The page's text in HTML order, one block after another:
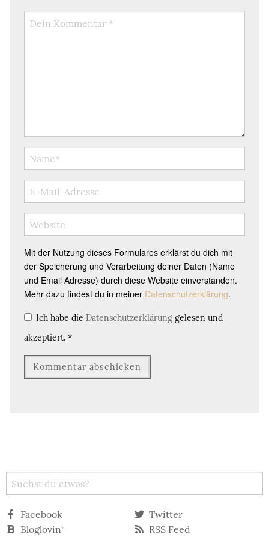
Mit der Nutzung dieses Formulares erklärst du dich mit
der Speicherung und Verarbeitung deiner Daten (Name
und Email Adresse) durch diese Website einverstanden.
Mehr dazu findest du in meiner Datenschutzerklärung.
Ich habe die Datenschutzerklärung gelesen und
akzeptiert. *
Facebook
Twitter
Bloglovin‘
RSS Feed